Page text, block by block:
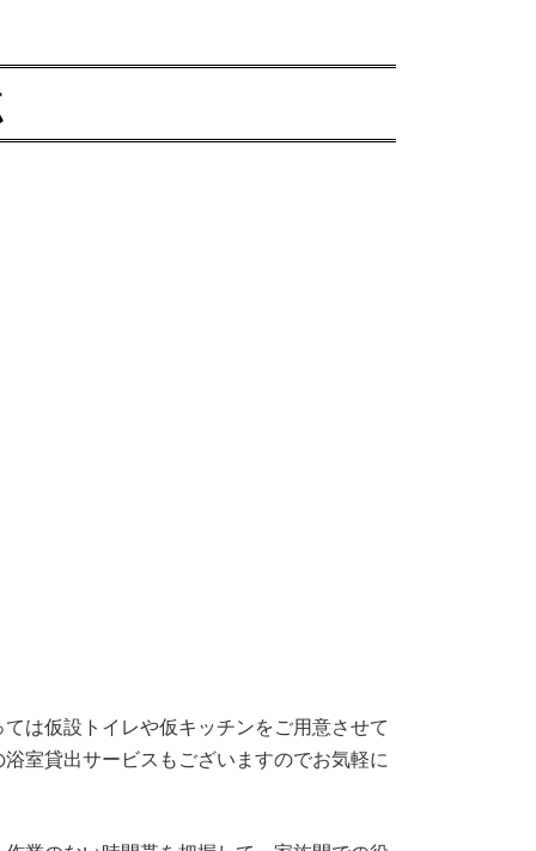
は仮設トイレや仮キッチンをご用意させて
室貸出サービスもございますのでお気軽に